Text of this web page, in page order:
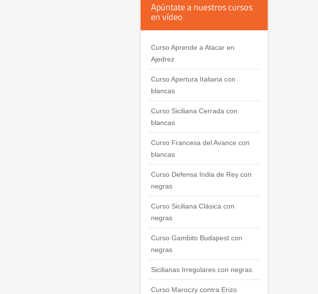
Apúntate a nuestros cursos
en vídeo
Curso Aprende a Atacar en
Ajedrez
Curso Apertura Italiana con
blancas
Curso Siciliana Cerrada con
blancas
Curso Francesa del Avance con
blancas
Curso Defensa India de Rey con
negras
Curso Siciliana Clásica con
negras
Curso Gambito Budapest con
negras
Sicilianas Irregulares con negras
Curso Maroczy contra Erizo